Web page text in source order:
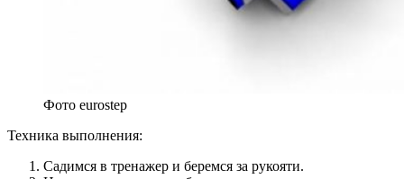
Фото eurostep
Техника выполнения:
Садимся в тренажер и беремся за рукояти.